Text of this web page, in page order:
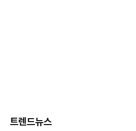
트렌드뉴스